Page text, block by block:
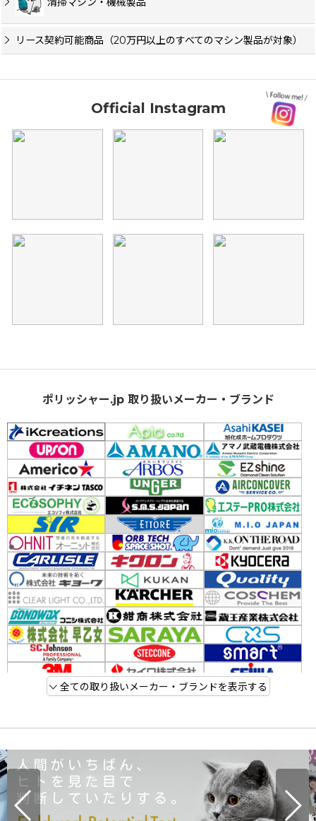
リース契約可能商品（20万円以上のすべてのマシン製品が対象）
Official Instagram
ポリッシャー.jp 取り扱いメーカー・ブランド
全ての取り扱いメーカー・ブランドを表示する